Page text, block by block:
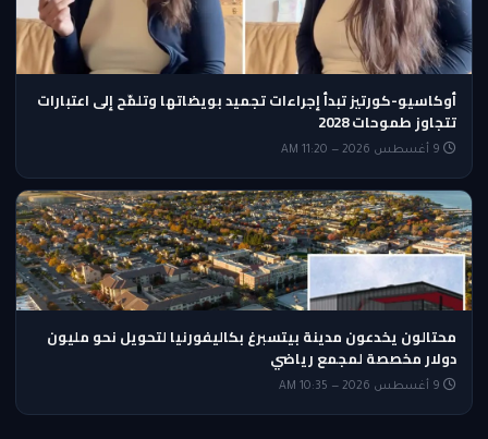
أوكاسيو-كورتيز تبدأ إجراءات تجميد بويضاتها وتلمّح إلى اعتبارات
تتجاوز طموحات 2028
محتالون يخدعون مدينة بيتسبرغ بكاليفورنيا لتحويل نحو مليون
دولار مخصصة لمجمع رياضي